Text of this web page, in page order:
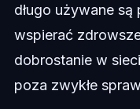
długo używane
wspierać
dobrostanie w
poza zwykłe